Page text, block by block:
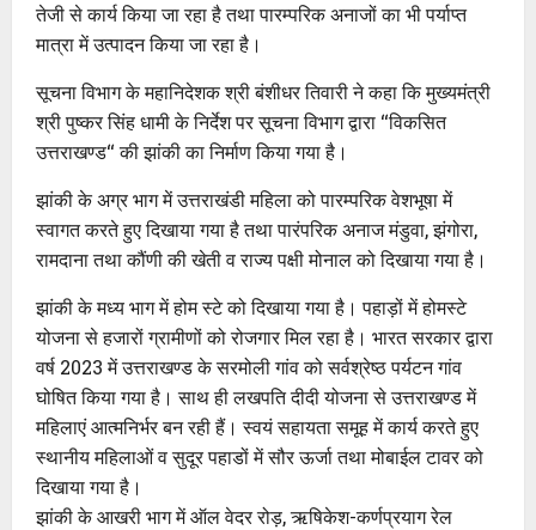
तेजी से कार्य किया जा रहा है तथा पारम्परिक अनाजों का भी पर्याप्त
मात्रा में उत्पादन किया जा रहा है।
सूचना विभाग के महानिदेशक श्री बंशीधर तिवारी ने कहा कि मुख्यमंत्री
श्री पुष्कर सिंह धामी के निर्देश पर सूचना विभाग द्वारा ‘‘विकसित
उत्तराखण्ड‘‘ की झांकी का निर्माण किया गया है।
झांकी के अग्र भाग में उत्तराखंडी महिला को पारम्परिक वेशभूषा में
स्वागत करते हुए दिखाया गया है तथा पारंपरिक अनाज मंडुवा, झंगोरा,
रामदाना तथा कौंणी की खेती व राज्य पक्षी मोनाल को दिखाया गया है।
झांकी के मध्य भाग में होम स्टे को दिखाया गया है। पहाड़ों में होमस्टे
योजना से हजारों ग्रामीणों को रोजगार मिल रहा है। भारत सरकार द्वारा
वर्ष 2023 में उत्तराखण्ड के सरमोली गांव को सर्वश्रेष्ठ पर्यटन गांव
घोषित किया गया है। साथ ही लखपति दीदी योजना से उत्तराखण्ड में
महिलाएं आत्मनिर्भर बन रही हैं। स्वयं सहायता समूह में कार्य करते हुए
स्थानीय महिलाओं व सुदूर पहाडों में सौर ऊर्जा तथा मोबाईल टावर को
दिखाया गया है।
झांकी के आखरी भाग में ऑल वेदर रोड़, ऋषिकेश-कर्णप्रयाग रेल